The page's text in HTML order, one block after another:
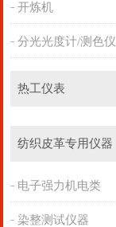
开炼机
分光光度计/测色仪
热工仪表
纺织皮革专用仪器
电子强力机电类
染整测试仪器